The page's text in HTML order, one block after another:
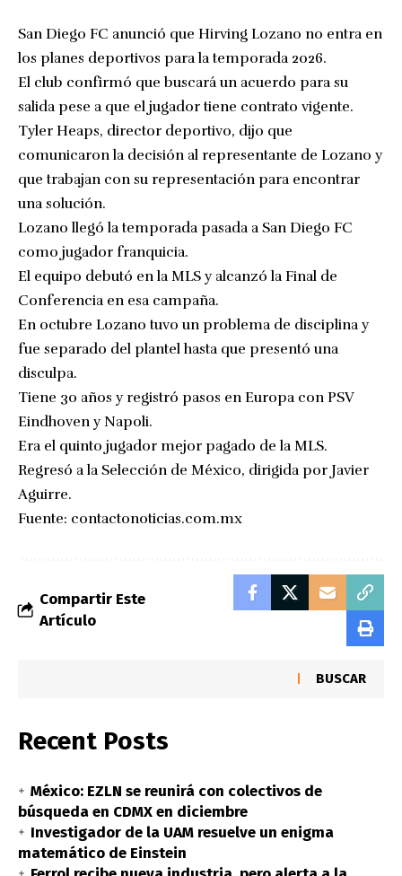
San Diego FC anunció que Hirving Lozano no entra en
los planes deportivos para la temporada 2026.
El club confirmó que buscará un acuerdo para su
salida pese a que el jugador tiene contrato vigente.
Tyler Heaps, director deportivo, dijo que
comunicaron la decisión al representante de Lozano y
que trabajan con su representación para encontrar
una solución.
Lozano llegó la temporada pasada a San Diego FC
como jugador franquicia.
El equipo debutó en la MLS y alcanzó la Final de
Conferencia en esa campaña.
En octubre Lozano tuvo un problema de disciplina y
fue separado del plantel hasta que presentó una
disculpa.
Tiene 30 años y registró pasos en Europa con PSV
Eindhoven y Napoli.
Era el quinto jugador mejor pagado de la MLS.
Regresó a la Selección de México, dirigida por Javier
Aguirre.
Fuente: contactonoticias.com.mx
Compartir Este
Artículo
BUSCAR
Recent Posts
México: EZLN se reunirá con colectivos de
búsqueda en CDMX en diciembre
Investigador de la UAM resuelve un enigma
matemático de Einstein